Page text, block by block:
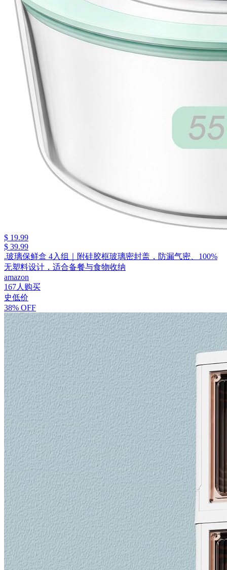
$ 19.99
$ 39.99
.玻璃保鲜盒 4入组｜附硅胶框玻璃密封盖，防漏气密、100%
无塑料设计，适合备餐与食物收纳
amazon
167人购买
史低价
38% OFF